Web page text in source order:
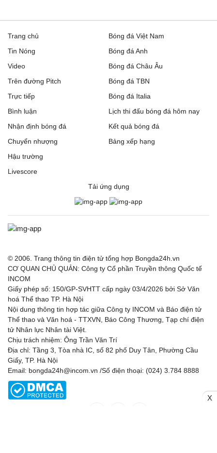
Trang chủ
Tin Nóng
Video
Trên đường Pitch
Trực tiếp
Bóng đá Việt Nam
Bóng đá Anh
Bóng đá Châu Âu
Bóng đá TBN
Bóng đá Italia
Bình luận
Nhận định bóng đá
Chuyển nhượng
Hậu trường
Livescore
Lịch thi đấu bóng đá hôm nay
Kết quả bóng đá
Bảng xếp hạng
Tải ứng dụng
© 2006. Trang thông tin điện tử tổng hợp Bongda24h.vn
CƠ QUAN CHỦ QUẢN: Công ty Cổ phần Truyền thông Quốc tế
INCOM
Giấy phép số: 150/GP-SVHTT cấp ngày 03/4/2026 bởi Sở Văn
hoá Thể thao TP. Hà Nội
Nội dung thông tin hợp tác giữa Công ty INCOM và Báo điện tử
Thể thao và Văn hoá - TTXVN, Báo Công Thương, Tạp chí điện
tử Nhân lực Nhân tài Việt.
Chịu trách nhiệm: Ông Trần Văn Trí
Địa chỉ: Tầng 3, Tòa nhà IC, số 82 phố Duy Tân, Phường Cầu
Giấy, TP. Hà Nội
Email: bongda24h@incom.vn /Số điện thoại: (024) 3.784 8888
X